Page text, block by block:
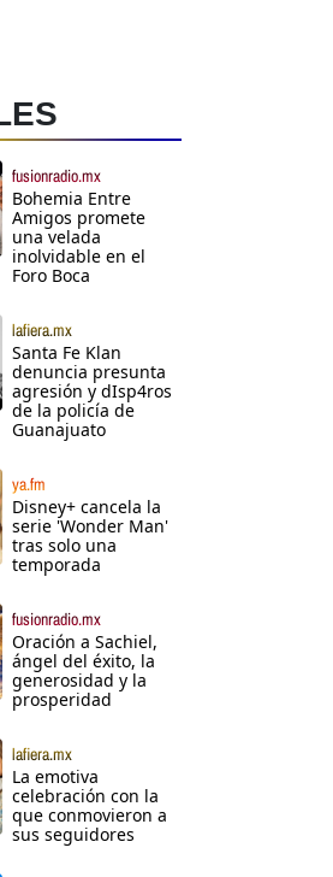
fusionradio.mx
Bohemia Entre
Amigos promete
una velada
inolvidable en el
Foro Boca
lafiera.mx
Santa Fe Klan
denuncia presunta
agresión y dIsp4ros
de la policía de
Guanajuato
ya.fm
Disney+ cancela la
serie 'Wonder Man'
tras solo una
temporada
fusionradio.mx
Oración a Sachiel,
ángel del éxito, la
generosidad y la
prosperidad
lafiera.mx
La emotiva
celebración con la
que conmovieron a
sus seguidores